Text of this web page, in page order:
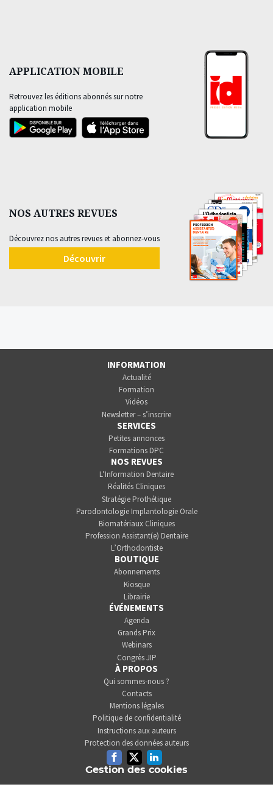
APPLICATION MOBILE
Retrouvez les éditions abonnés sur notre
application mobile
NOS AUTRES REVUES
Découvrez nos autres revues et abonnez-vous
Découvrir
INFORMATION
Actualité
Formation
Vidéos
Newsletter – s’inscrire
SERVICES
Petites annonces
Formations DPC
NOS REVUES
L’Information Dentaire
Réalités Cliniques
Stratégie Prothétique
Parodontologie Implantologie Orale
Biomatériaux Cliniques
Profession Assistant(e) Dentaire
L’Orthodontiste
BOUTIQUE
Abonnements
Kiosque
Librairie
ÉVÉNEMENTS
Agenda
Grands Prix
Webinars
Congrès JIP
À PROPOS
Qui sommes-nous ?
Contacts
Mentions légales
Politique de confidentialité
Instructions aux auteurs
Protection des données auteurs
FacebookTwitterLinkedin
Gestion des cookies